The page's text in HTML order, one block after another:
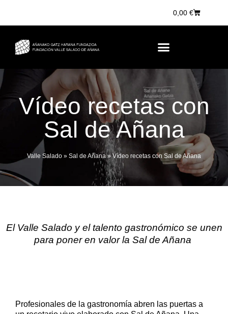
0,00 €
Vídeo recetas con
Sal de Añana
Valle Salado » Sal de Añana»Vídeo recetas con Sal de Añana
El Valle Salado y el talento gastronómico se unen
para poner en valor la Sal de Añana
Profesionales de la gastronomía abren las puertas a